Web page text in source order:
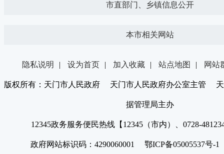
市直部门、乡镇信息公开
本市相关网站
隐私说明 | 设为首页 | 加入收藏 | 站点地图 | 网站
版权所有：天门市人民政府 天门市人民政府办公室主管 天
据管理局主办
12345政务服务便民热线【12345（市内）、0728-
政府网站标识码：4290060001 鄂ICP备05005537号